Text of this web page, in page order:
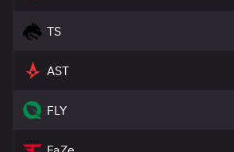
TS
AST
FLY